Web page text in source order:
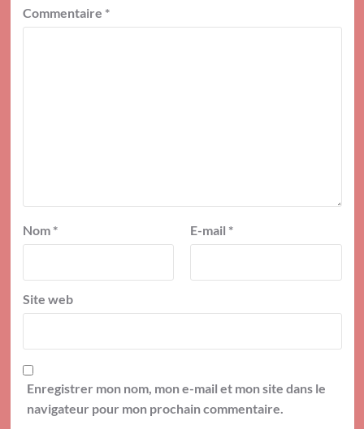
Commentaire *
Nom * E-mail *
Site web
Enregistrer mon nom, mon e-mail et mon site dans le
navigateur pour mon prochain commentaire.